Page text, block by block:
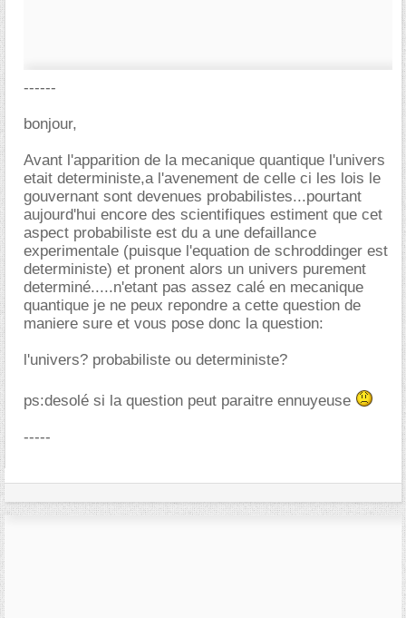
------
bonjour,
Avant l'apparition de la mecanique quantique l'univers
etait deterministe,a l'avenement de celle ci les lois le
gouvernant sont devenues probabilistes...pourtant
aujourd'hui encore des scientifiques estiment que cet
aspect probabiliste est du a une defaillance
experimentale (puisque l'equation de schroddinger est
deterministe) et pronent alors un univers purement
determiné.....n'etant pas assez calé en mecanique
quantique je ne peux repondre a cette question de
maniere sure et vous pose donc la question:
l'univers? probabiliste ou deterministe?
ps:desolé si la question peut paraitre ennuyeuse
-----